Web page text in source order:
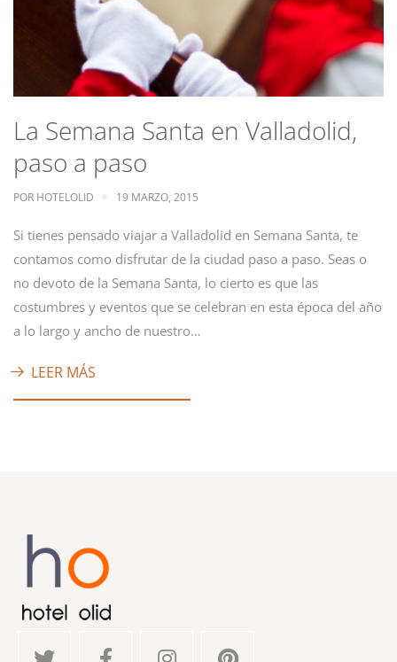
La Semana Santa en Valladolid,
paso a paso
POR HOTELOLID 19 MARZO, 2015
Si tienes pensado viajar a Valladolid en Semana Santa, te
contamos como disfrutar de la ciudad paso a paso. Seas o
no devoto de la Semana Santa, lo cierto es que las
costumbres y eventos que se celebran en esta época del año
a lo largo y ancho de nuestro…
LEER MÁS